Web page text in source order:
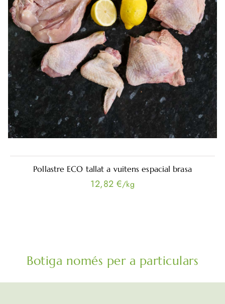
Pollastre ECO tallat a vuitens espacial brasa
12,82 €/kg
Botiga només per a particulars